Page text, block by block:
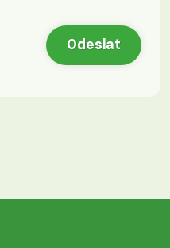
Odeslat